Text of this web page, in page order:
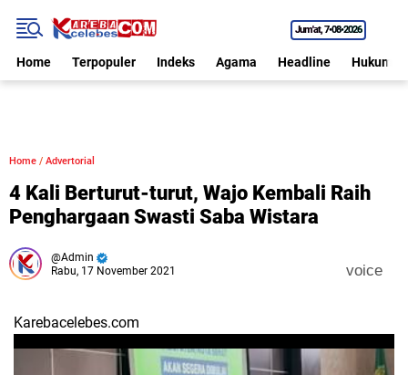
Jum'at 7•08•2026
Home Terpopuler Indeks Agama Headline Hukum
Home / Advertorial
4 Kali Berturut-turut, Wajo Kembali Raih
Penghargaan Swasti Saba Wistara
Admin
Rabu, 17 November 2021
voice
Karebacelebes.com